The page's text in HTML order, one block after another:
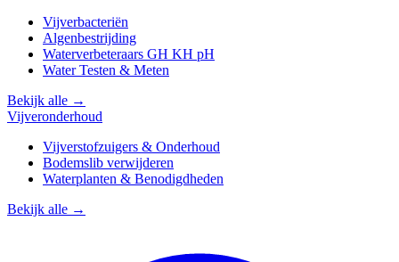
Vijverbacteriën
Algenbestrijding
Waterverbeteraars GH KH pH
Water Testen & Meten
Bekijk alle →
Vijveronderhoud
Vijverstofzuigers & Onderhoud
Bodemslib verwijderen
Waterplanten & Benodigdheden
Bekijk alle →